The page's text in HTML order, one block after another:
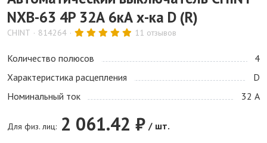
NXB-63 4P 32А 6кА х-ка D (R)
CHINT 814264 11 отзывов
Количество полюсов
4
Характеристика расцепления
D
Номинальный ток
32 А
Для физ. лиц: 2 061.42 ₽ / шт.